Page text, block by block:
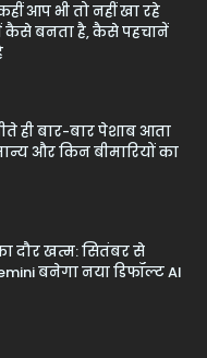
आप भी तो नहीं खा रहे
कैसे बनता है, कैसे पहचानें
ही बार-बार पेशाब आता
और किन बीमारियों का
दौर खत्म: सितंबर से
बनेगा नया डिफॉल्ट AI